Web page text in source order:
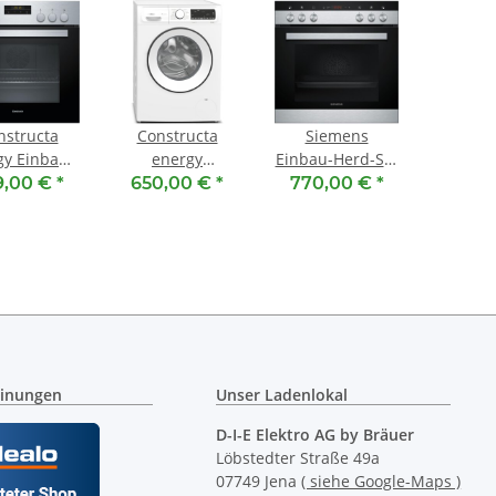
Einbau-
Herd € *
Constructa
energy
Waschmaschine
650,00 € *
Siemens
Einbau-Herd-Set
MKE2KA175 (
extraKlasse
770,00 € *
Unser Ladenlokal
D-I-E Elektro AG by Bräuer
Löbstedter Straße 49a
07749 Jena( siehe Google-Maps )